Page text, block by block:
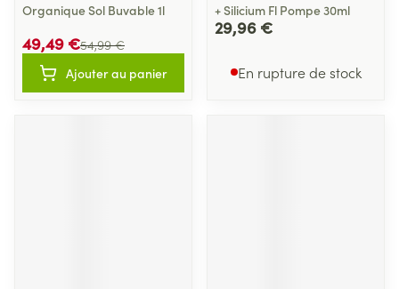
Organique Sol Buvable 1l
54,99 €
49,49 €
Ajouter au panier
+ Silicium Fl Pompe 30ml
29,96 €
En rupture de stock